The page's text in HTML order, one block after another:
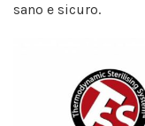
sano e sicuro.